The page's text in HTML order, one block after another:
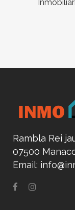
Rambla Rei
07500
Email: